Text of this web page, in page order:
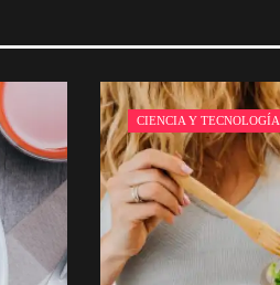
CIENCIA Y TECNOLOGÍA